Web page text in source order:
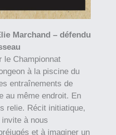
Marchand – défendu
le Championnat
à la piscine du
entraînements de
au même endroit. En
relie. Récit initiatique,
à nous
et à imaginer un